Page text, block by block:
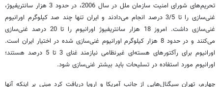
تحریم‌های شورای امنیت سازمان ملل در سال 2006، در حدود 3 هزار سانتریفیوژ،
غنی‌سازی را تا 3/5 درصد انجام می‌دادند و ایران تنها چند صد کیلوگرم اورانیوم
غنی‌سازی داشت. امروز 18 هزار سانتریفیوژ اورانیوم را تا 20 درصد غنی‌سازی
می‌کنند و در حدود 8 هزار کیلوگرم اورانیوم غنی‌سازی شده در اختیار ایران است.
اورانیوم برای رآکتورهای هسته‌ای غیرنظامی نیازمند غنای 3 تا 5 درصد هستند؛
اورانیوم مورد استفاده در تسلیحات باید بیشتر غنی‌سازی شود.
چهارم، تهران سیگنال‌هایی از جانب آمریکا و اروپا دریافت کرد مبنی بر اینکه آنها